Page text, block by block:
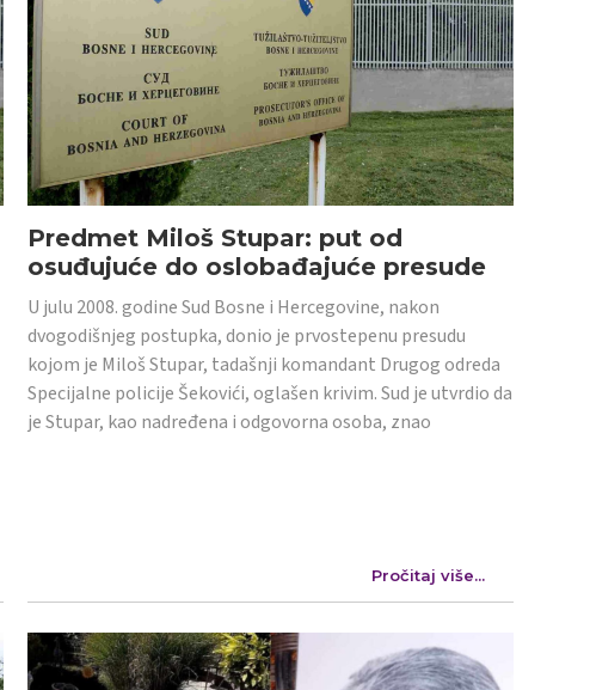
Predmet Miloš Stupar: put od
osuđujuće do oslobađajuće presude
U julu 2008. godine Sud Bosne i Hercegovine, nakon
dvogodišnjeg postupka, donio je prvostepenu presudu
kojom je Miloš Stupar, tadašnji komandant Drugog odreda
Specijalne policije Šekovići, oglašen krivim. Sud je utvrdio da
je Stupar, kao nadređena i odgovorna osoba, znao
Pročitaj više...